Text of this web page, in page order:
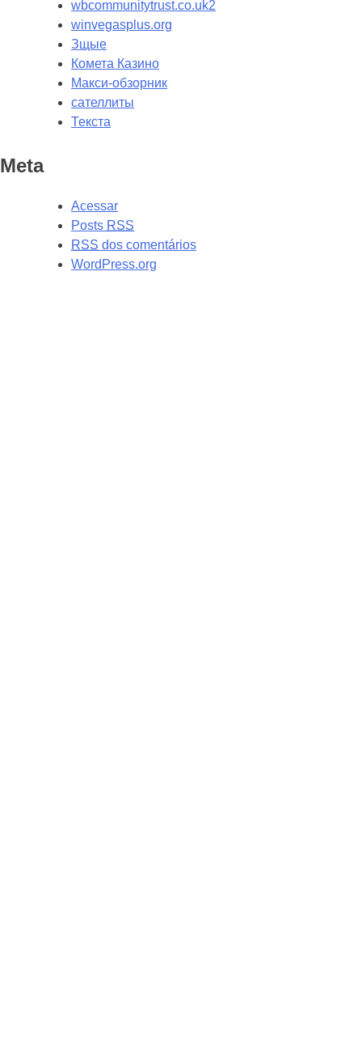
wbcommunitytrust.co.uk2
winvegasplus.org
Зщые
Комета Казино
Макси-обзорник
сателлиты
Текста
Meta
Acessar
Posts RSS
RSS dos comentários
WordPress.org